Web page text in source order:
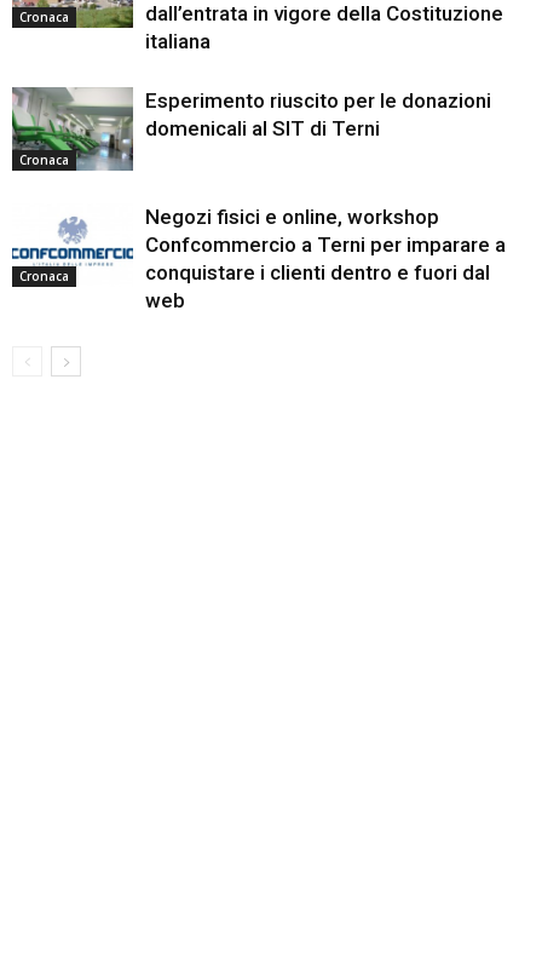
Cronaca
dall’entrata in vigore della Costituzione
italiana
Cronaca
Esperimento riuscito per le donazioni
domenicali al SIT di Terni
Cronaca
Negozi fisici e online, workshop
Confcommercio a Terni per imparare a
conquistare i clienti dentro e fuori dal
web